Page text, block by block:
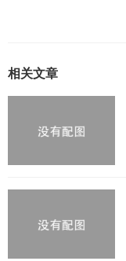
相关文章